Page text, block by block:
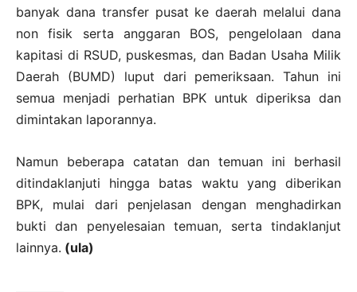
banyak dana transfer pusat ke daerah melalui dana
non fisik serta anggaran BOS, pengelolaan dana
kapitasi di RSUD, puskesmas, dan Badan Usaha Milik
Daerah (BUMD) luput dari pemeriksaan. Tahun ini
semua menjadi perhatian BPK untuk diperiksa dan
dimintakan laporannya.
Namun beberapa catatan dan temuan ini berhasil
ditindaklanjuti hingga batas waktu yang diberikan
BPK, mulai dari penjelasan dengan menghadirkan
bukti dan penyelesaian temuan, serta tindaklanjut
lainnya. (ula)